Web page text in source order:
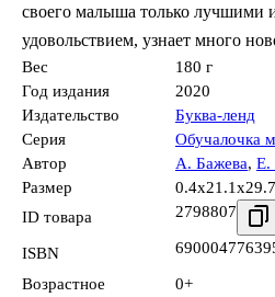
своего малыша только лучшими
удовольствием, узнает много
Вес
180 г
Год издания
2020
Издательство
Буква-ленд
Серия
Обучалочка м
Автор
А. Бажева, Е.
Размер
0.4x21.1x29.7
ID товара
2798807
ISBN
Возрастное
0+